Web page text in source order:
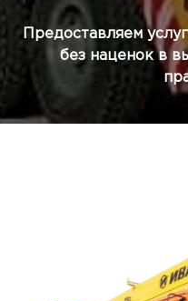
Предоставляем
без наценок в